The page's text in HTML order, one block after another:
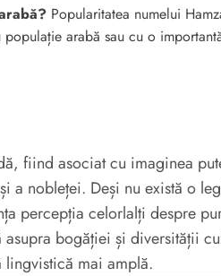
Popularitatea numelui
arabă sau cu o
fiind asociat cu imaginea
nobleței. Deși nu există o
percepția celorlalți despre
bogăției și diversității
lingvistică mai amplă.